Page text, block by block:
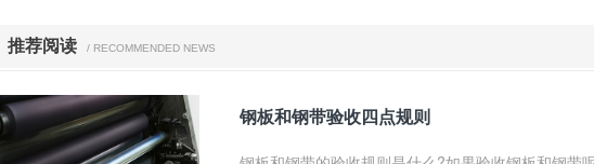
推荐阅读 / RECOMMENDED NEWS
钢板和钢带验收四点规则